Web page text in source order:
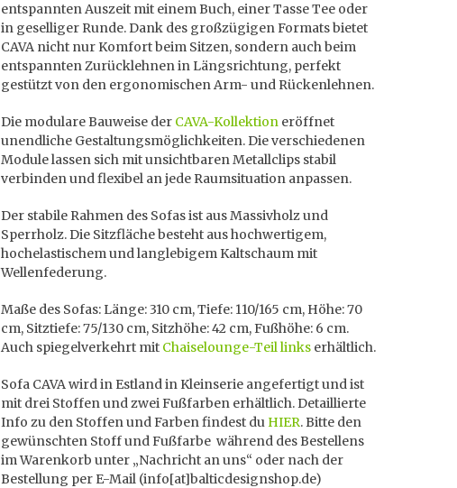
entspannten Auszeit mit einem Buch, einer Tasse Tee oder
in geselliger Runde. Dank des großzügigen Formats bietet
CAVA nicht nur Komfort beim Sitzen, sondern auch beim
entspannten Zurücklehnen in Längsrichtung, perfekt
gestützt von den ergonomischen Arm- und Rückenlehnen.
Die modulare Bauweise der CAVA-Kollektion eröffnet
unendliche Gestaltungsmöglichkeiten. Die verschiedenen
Module lassen sich mit unsichtbaren Metallclips stabil
verbinden und flexibel an jede Raumsituation anpassen.
Der stabile Rahmen des Sofas ist aus Massivholz und
Sperrholz. Die Sitzfläche besteht aus hochwertigem,
hochelastischem und langlebigem Kaltschaum mit
Wellenfederung.
Maße des Sofas: Länge: 310 cm, Tiefe: 110/165 cm, Höhe: 70
cm, Sitztiefe: 75/130 cm, Sitzhöhe: 42 cm, Fußhöhe: 6 cm.
Auch spiegelverkehrt mit Chaiselounge-Teil links erhältlich.
Sofa CAVA wird in Estland in Kleinserie angefertigt und ist
mit drei Stoffen und zwei Fußfarben erhältlich. Detaillierte
Info zu den Stoffen und Farben findest du HIER. Bitte den
gewünschten Stoff und Fußfarbe während des Bestellens
im Warenkorb unter „Nachricht an uns“ oder nach der
Bestellung per E-Mail (info[at]balticdesignshop.de)